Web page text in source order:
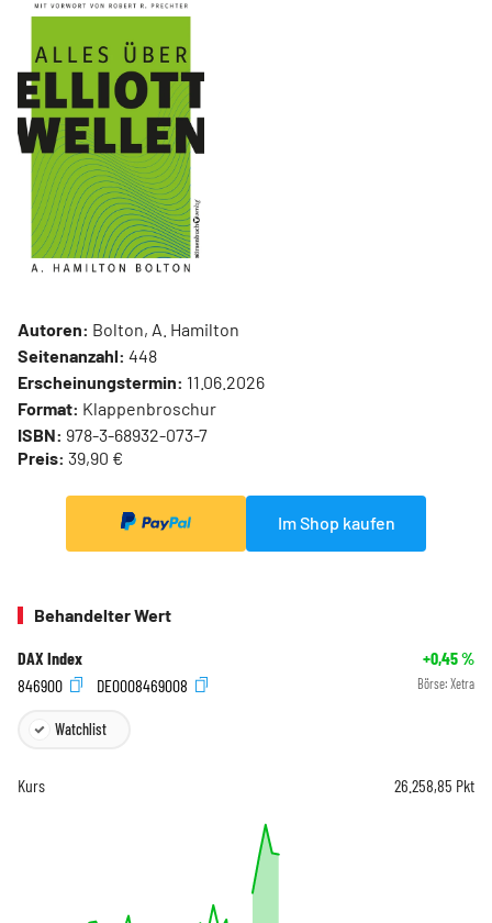
Autoren: Bolton, A. Hamilton
Seitenanzahl: 448
Erscheinungstermin: 11.06.2026
Format: Klappenbroschur
ISBN: 978-3-68932-073-7
Preis: 39,90 €
Im Shop kaufen
Behandelter Wert
DAX Index +0,45%
846900
DE0008469008 Börse: Xetra
Watchlist
Kurs 26.258,85 Pkt